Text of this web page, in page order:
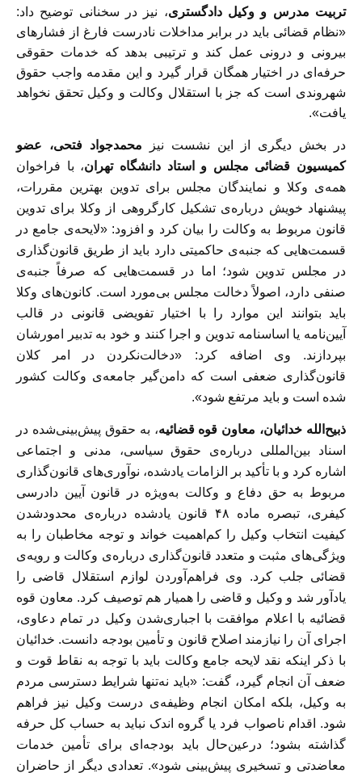
تربیت مدرس و وکیل دادگستری، نیز در سخنانی توضیح داد:
«نظام قضائی باید در برابر مداخلات نادرست فارغ از فشارهای
بیرونی و درونی عمل کند و ترتیبی بدهد که خدمات حقوقی
حرفه‌ای در اختیار همگان قرار گیرد و این مقدمه واجب حقوق
شهروندی است که جز با استقلال وکالت و وکیل تحقق نخواهد
یافت».
در بخش دیگری از این نشست نیز محمدجواد فتحی، عضو
کمیسیون قضائی مجلس و استاد دانشگاه تهران، با فراخوان
همه‌ی وکلا و نمایندگان مجلس برای تدوین بهترین مقررات،
پیشنهاد خویش درباره‌ی تشکیل کارگروهی از وکلا برای تدوین
قانون مربوط به وکالت را بیان کرد و افزود: «لایحه‌ی جامع در
قسمت‌هایی که جنبه‌ی حاکمیتی دارد باید از طریق قانون‌گذاری
در مجلس تدوین شود؛ اما در قسمت‌هایی که صرفاً جنبه‌ی
صنفی دارد، اصولاً دخالت مجلس بی‌مورد است. کانون‌های وکلا
باید بتوانند این موارد را با اختیار تفویضی قانونی در قالب
آيین‌نامه یا اساسنامه تدوین و اجرا کنند و خود به تدبیر امورشان
بپردازند. وی اضافه کرد: «دخالت‌نكردن در امر کلان
قانون‌گذاری ضعفی است که دامن‌گیر جامعه‌ی وکالت کشور
شده است و باید مرتفع شود».
ذبیح‌الله خدائیان، معاون قوه قضائیه، به حقوق پیش‌بینی‌شده در
اسناد بین‌المللی درباره‌ی حقوق سیاسی، مدنی و اجتماعی
اشاره کرد و با تأكيد بر الزامات یادشده، نوآوری‌های قانون‌گذاری
مربوط به حق دفاع و وکالت به‌ویژه در قانون آيین دادرسی
کیفری، تبصره ماده ۴۸ قانون یادشده درباره‌ی محدودشدن
کیفیت انتخاب وکیل را کم‌اهمیت خواند و توجه مخاطبان را به
ویژگی‌های مثبت و متعدد قانون‌گذاری درباره‌ی وکالت و رویه‌ی
قضائی جلب کرد. وی فراهم‌آوردن لوازم استقلال قاضی را
یادآور شد و وکیل و قاضی را همیار هم توصیف کرد. معاون قوه
قضائیه با اعلام موافقت با اجباری‌شدن وکیل در تمام دعاوی،
اجرای آن را نیازمند اصلاح قانون و تأمين بودجه دانست. خدائیان
با ذکر اینکه نقد لایحه جامع وکالت باید با توجه به نقاط قوت و
ضعف آن انجام گیرد، گفت: «باید نه‌تنها شرایط دسترسی مردم
به وکیل، بلکه امکان انجام وظیفه‌ی درست وکیل نیز فراهم
شود. اقدام ناصواب فرد یا گروه اندک نباید به حساب کل حرفه
گذاشته بشود؛ درعین‌حال باید بودجه‌ای برای تأمين خدمات
معاضدتی و تسخیری پیش‌بینی شود». تعدادی دیگر از حاضران